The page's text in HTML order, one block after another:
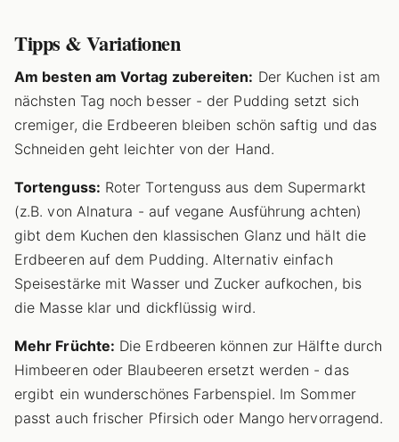
Tipps & Variationen
Am besten am Vortag zubereiten: Der Kuchen ist am
nächsten Tag noch besser - der Pudding setzt sich
cremiger, die Erdbeeren bleiben schön saftig und das
Schneiden geht leichter von der Hand.
Tortenguss: Roter Tortenguss aus dem Supermarkt
(z.B. von Alnatura - auf vegane Ausführung achten)
gibt dem Kuchen den klassischen Glanz und hält die
Erdbeeren auf dem Pudding. Alternativ einfach
Speisestärke mit Wasser und Zucker aufkochen, bis
die Masse klar und dickflüssig wird.
Mehr Früchte: Die Erdbeeren können zur Hälfte durch
Himbeeren oder Blaubeeren ersetzt werden - das
ergibt ein wunderschönes Farbenspiel. Im Sommer
passt auch frischer Pfirsich oder Mango hervorragend.